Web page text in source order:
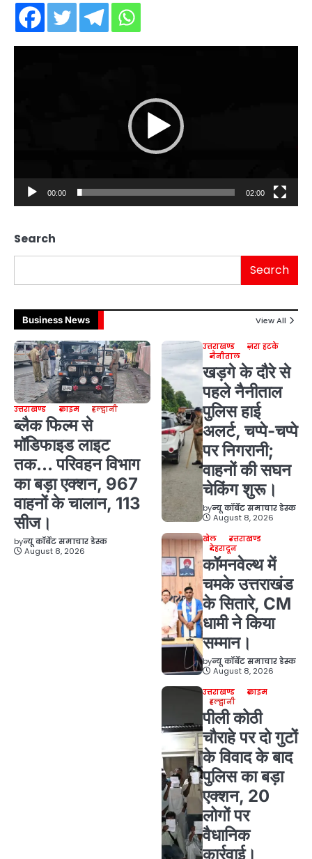
00:00 02:00
Search
Search
Business News View All
उत्तराखण्ड क्राइम हल्द्वानी
ब्लैक फिल्म से
मॉडिफाइड लाइट
तक… परिवहन विभाग
का बड़ा एक्शन, 967
वाहनों के चालान, 113
सीज।
byन्यू कॉर्बेट समाचार डेस्क
August 8, 2026
उत्तराखण्ड
ज़रा हटके
नैनीताल
खड़गे के दौरे से
पहले नैनीताल
पुलिस हाई
अलर्ट, चप्पे-चप्पे
पर निगरानी;
वाहनों की सघन
चेकिंग शुरू।
byन्यू कॉर्बेट समाचार डेस्क
August 8, 2026
खेल
उत्तराखण्ड
देहरादून
कॉमनवेल्थ में
चमके उत्तराखंड
के सितारे, CM
धामी ने किया
सम्मान।
byन्यू कॉर्बेट समाचार डेस्क
August 8, 2026
उत्तराखण्ड
क्राइम
हल्द्वानी
पीली कोठी
चौराहे पर दो गुटों
के विवाद के बाद
पुलिस का बड़ा
एक्शन, 20
लोगों पर
वैधानिक
कार्रवाई।